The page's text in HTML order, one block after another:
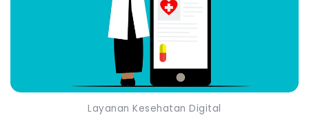
Layanan Kesehatan Digital